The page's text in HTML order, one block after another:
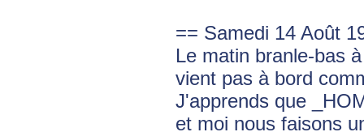
== Samedi 14 Août
Le matin branle-bas
vient pas à bord
J'apprends que
et moi nous faisons